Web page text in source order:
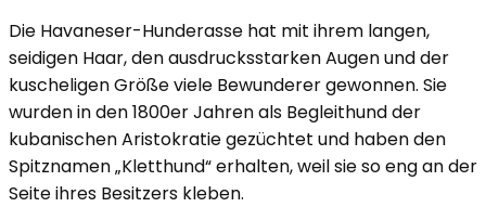
Die Havaneser-Hunderasse hat mit ihrem langen,
seidigen Haar, den ausdrucksstarken Augen und der
kuscheligen Größe viele Bewunderer gewonnen. Sie
wurden in den 1800er Jahren als Begleithund der
kubanischen Aristokratie gezüchtet und haben den
Spitznamen „Kletthund“ erhalten, weil sie so eng an der
Seite ihres Besitzers kleben.